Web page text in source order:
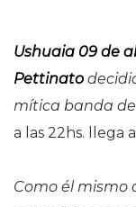
Ushuaia 09 de
Pettinato
mítica banda
a las 22hs. llega
Como él mismo